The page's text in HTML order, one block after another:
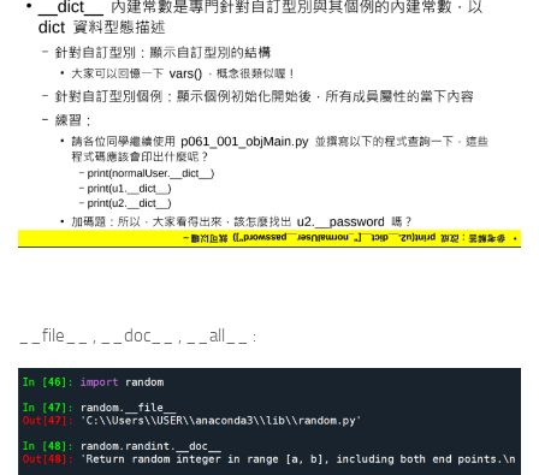
__file__ , __doc__ , __all__ :